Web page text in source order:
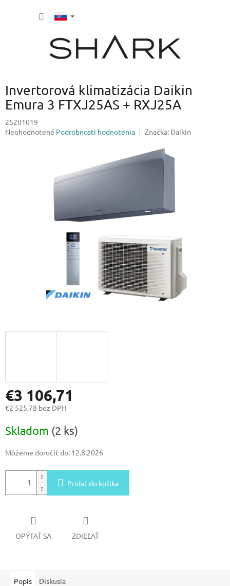
Invertorová klimatizácia Daikin
Emura 3 FTXJ25AS + RXJ25A
25201019
Priemerné
Neohodnotené Podrobnosti hodnotenia Značka: Daikin
€3 106,71
€2 525,78 bez DPH
cena:
Skladom (2 ks)
Môžeme doručiť do: 12.8.2026
Pridať do košíka
OPÝTAŤ SA ZDIEĽAŤ
Popis Diskusia